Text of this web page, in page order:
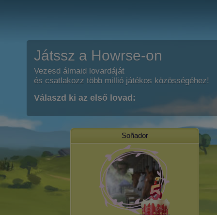
Játssz a Howrse-on
Vezesd álmaid lovardáját
és csatlakozz több millió játékos közösségéhez!
Válaszd ki az első lovad:
Soñador